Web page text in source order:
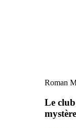
Roman
Le